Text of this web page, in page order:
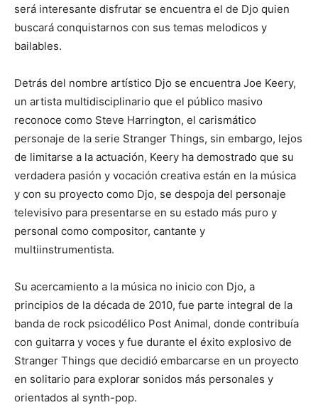
será interesante disfrutar se encuentra el de Djo quien
buscará conquistarnos con sus temas melodicos y
bailables.
Detrás del nombre artístico Djo se encuentra Joe Keery,
un artista multidisciplinario que el público masivo
reconoce como Steve Harrington, el carismático
personaje de la serie Stranger Things, sin embargo, lejos
de limitarse a la actuación, Keery ha demostrado que su
verdadera pasión y vocación creativa están en la música
y con su proyecto como Djo, se despoja del personaje
televisivo para presentarse en su estado más puro y
personal como compositor, cantante y
multiinstrumentista.
Su acercamiento a la música no inicio con Djo, a
principios de la década de 2010, fue parte integral de la
banda de rock psicodélico Post Animal, donde contribuía
con guitarra y voces y fue durante el éxito explosivo de
Stranger Things que decidió embarcarse en un proyecto
en solitario para explorar sonidos más personales y
orientados al synth-pop.